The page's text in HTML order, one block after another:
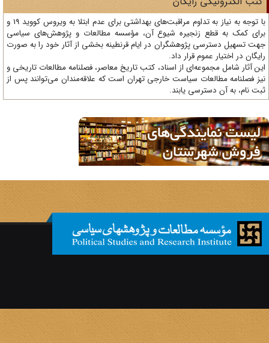
با توجه به نیاز به تداوم مراقبت‌های بهداشتی برای عدم ابتلا به ویروس کووید 19 و
کمک به قطع زنجیره شیوع آن، مؤسسه مطالعات و پژوهش‌های سیاسی
تسهیل دسترسی پژوهشگران در ایام قرنطینه بخشی از آثار خود را به صورت
در اختیار عموم قرار داد.
آثار شامل مجموعه‌ای از اسناد، کتب تاریخ معاصر، فصلنامه‌ مطالعات تاریخی و
فصلنامه مطالعات سیاست خارجی تهران است که علاقه‌مندان می‌توانند پس از
نام، به آن دسترسی یابند.